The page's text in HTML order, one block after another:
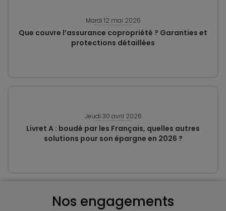
Mardi 12 mai 2026
Que couvre l’assurance copropriété ? Garanties et
protections détaillées
Jeudi 30 avril 2026
Livret A : boudé par les Français, quelles autres
solutions pour son épargne en 2026 ?
Nos engagements